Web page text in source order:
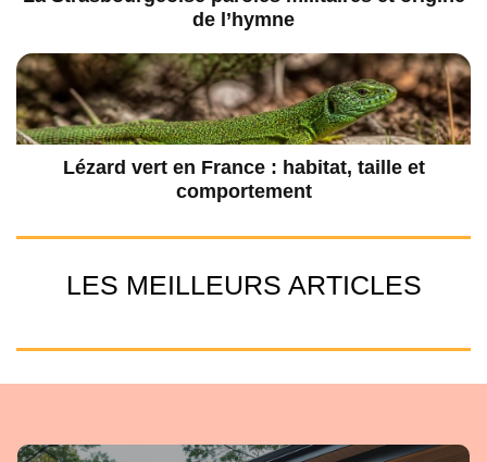
de l’hymne
Lézard vert en France : habitat, taille et
comportement
LES MEILLEURS ARTICLES